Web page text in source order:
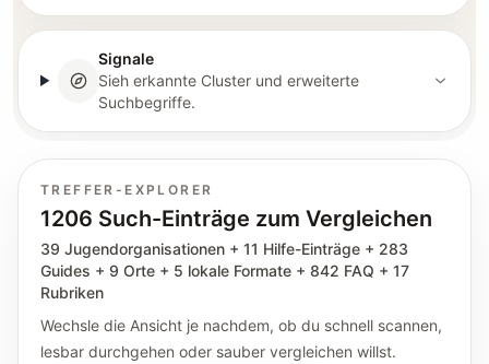
Signale
Sieh erkannte Cluster und erweiterte
Suchbegriffe.
TREFFER-EXPLORER
1206 Such-Einträge zum Vergleichen
39 Jugendorganisationen + 11 Hilfe-Einträge + 283
Guides + 9 Orte + 5 lokale Formate + 842 FAQ + 17
Rubriken
Wechsle die Ansicht je nachdem, ob du schnell scannen,
lesbar durchgehen oder sauber vergleichen willst.